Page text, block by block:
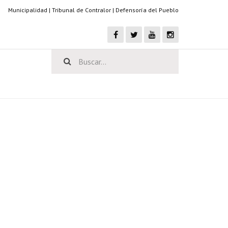
Municipalidad | Tribunal de Contralor | Defensoría del Pueblo